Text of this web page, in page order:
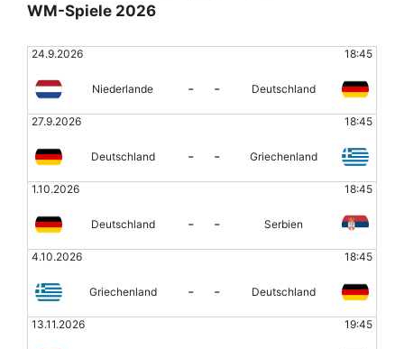
WM-Spiele 2026
24.9.2026 18:45
Niederlande - - Deutschland
27.9.2026 18:45
Deutschland - - Griechenland
1.10.2026 18:45
Deutschland - - Serbien
4.10.2026 18:45
Griechenland - - Deutschland
13.11.2026 19:45